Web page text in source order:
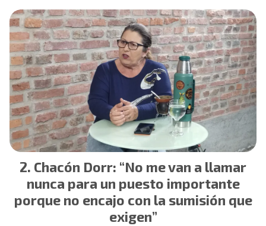
Chacón Dorr: “No me van a llamar
nunca para un puesto importante
porque no encajo con la sumisión que
exigen”